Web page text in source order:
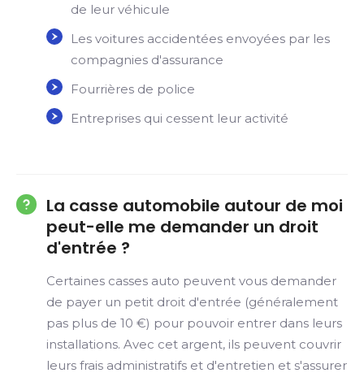
de leur véhicule
Les voitures accidentées envoyées par les
compagnies d'assurance
Fourrières de police
Entreprises qui cessent leur activité
La casse automobile autour de moi
peut-elle me demander un droit
d'entrée ?
Certaines casses auto peuvent vous demander
de payer un petit droit d'entrée (généralement
pas plus de 10 €) pour pouvoir entrer dans leurs
installations. Avec cet argent, ils peuvent couvrir
leurs frais administratifs et d'entretien et s'assurer